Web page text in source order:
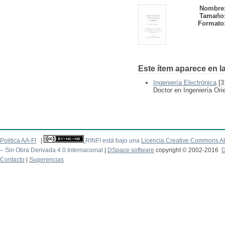
Este ítem aparece en
Ingeniería Electrónica
Doctor en Ingeniería
Politica AA-FI RINFI está bajo una Licencia Creative Commons
– Sin Obra Derivada 4.0 Internacional
DSpace software copyright © 2002-2016
Contacto
Sugerencias